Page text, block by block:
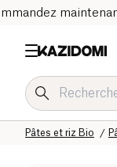
Pâtes et riz Bio
Notre
Accueil